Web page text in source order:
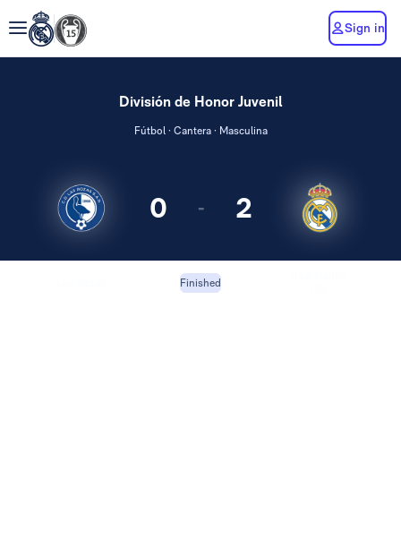
Sign in
División de Honor Juvenil
Fútbol · Cantera · Masculina
0 - 2
Finished